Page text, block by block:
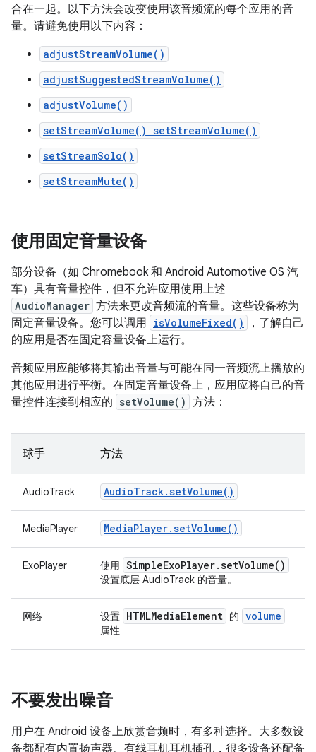
合在一起。以下方法会改变使用该音频流的每个应用的音
量。请避免使用以下内容：
adjustStreamVolume()
adjustSuggestedStreamVolume()
adjustVolume()
setStreamVolume() setStreamVolume()
setStreamSolo()
setStreamMute()
使用固定音量设备
部分设备（如 Chromebook 和 Android Automotive OS 汽
车）具有音量控件，但不允许应用使用上述
AudioManager 方法来更改音频流的音量。这些设备称为
固定音量设备。 您可以调用 isVolumeFixed()
，了解自己
的应用是否在固定容量设备上运行。
音频应用应能够将其输出音量与可能在同一音频流上播放的
其他应用进行平衡。在固定音量设备上，应用应将自己的音
量控件连接到相应的 setVolume() 方法：
球手 方法
AudioTrack AudioTrack.setVolume( )
MediaPlayer MediaPlayer.setVolume( )
ExoPlayer 使用 SimpleExoPlayer.setVolume( )
设置底层 AudioTrack 的音量。
网络 设置 HTMLMediaElement 的 volume
属性
不要发出噪音
用户在 Android 设备上欣赏音频时，有多种选择。大多数设
备都配有内置扬声器、有线耳机耳机插孔，很多设备还配备